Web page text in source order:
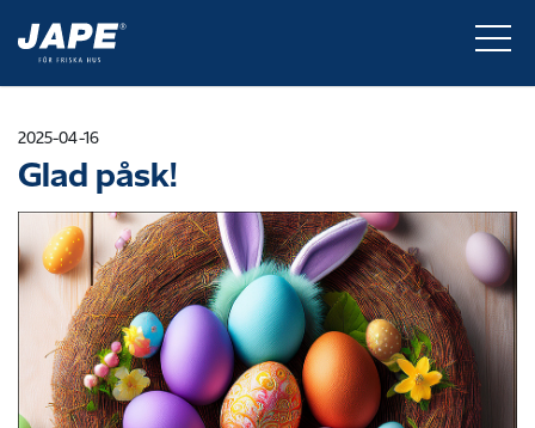
2025-04-16
Glad påsk!